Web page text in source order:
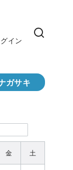
イン
ガサキ
金 土